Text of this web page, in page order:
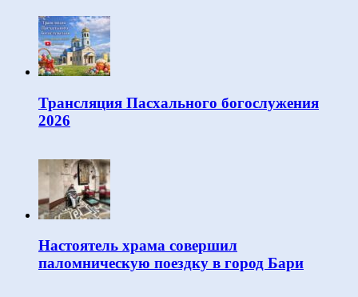
Трансляция Пасхального богослужения
2026
Настоятель храма совершил
паломническую поездку в город Бари